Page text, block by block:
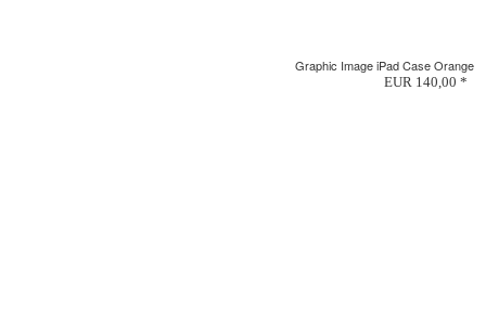
Graphic Image iPad Case Orange
EUR 140,00 *